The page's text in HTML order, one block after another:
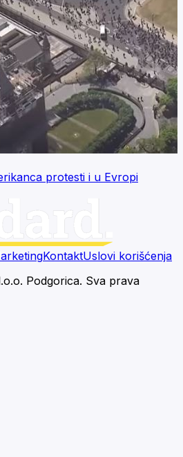
protesti i u Evropi
KontaktUslovi korišćenja
Podgorica. Sva prava